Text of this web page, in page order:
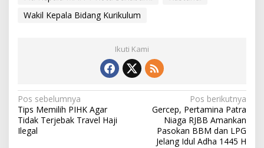
Wakil Kepala Bidang Kurikulum
Ikuti Kami
N
a
v
Pos sebelumnya
Tips Memilih PIHK Agar
Tidak Terjebak Travel Haji
Ilegal
Pos berikutnya
Gercep, Pertamina Patra
Niaga RJBB Amankan
Pasokan BBM dan LPG
Jelang Idul Adha 1445 H